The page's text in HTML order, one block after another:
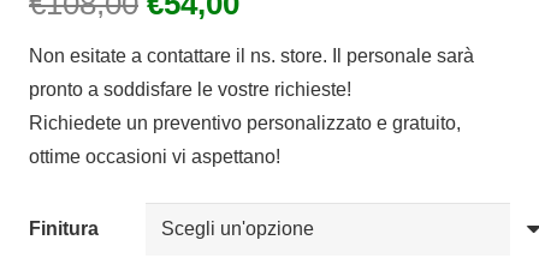
originale
era:
€108,00.
attuale
è:
€54,00.
Non esitate a contattare il ns. store. Il personale sarà
pronto a soddisfare le vostre richieste!
Richiedete un preventivo personalizzato e gratuito,
ottime occasioni vi aspettano!
Finitura